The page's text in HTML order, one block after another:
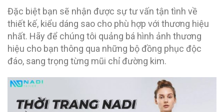
Đặc biệt bạn sẽ nhận được sự tư vấn tận tình về
thiết kế, kiểu dáng sao cho phù hợp với thương hiệu
nhất. Hãy để chúng tôi quảng bá hình ảnh thương
hiệu cho bạn thông qua những bộ đồng phục độc
đáo, sang trọng từng mũi chỉ đường kim.